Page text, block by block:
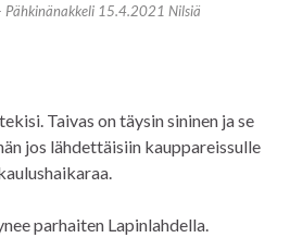
Pähkinänakkeli 15.4.2021 Nilsiä
Taivas on täysin sininen ja se
jos lähdettäisiin kauppareissulle
parhaiten Lapinlahdella.